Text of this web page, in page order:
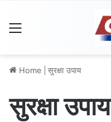
Home सुरक्षा उपाय
सुरक्षा उपाय